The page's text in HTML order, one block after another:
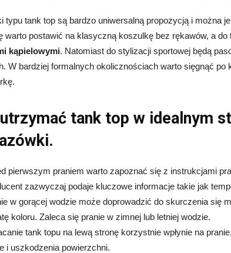
typu tank top są bardzo uniwersalną propozycją i można
warto postawić na klasyczną koszulkę bez rękawów, a do
kąpielowymi. Natomiast do stylizacji sportowej będą
W bardziej formalnych okolicznościach warto sięgnąć po
tank top w idealnym
pierwszym praniem warto zapoznać się z instrukcjami
zazwyczaj podaje kluczowe informacje takie jak
w gorącej wodzie może doprowadzić do skurczenia się
koloru. Zaleca się pranie w zimnej lub letniej wodzie.
tank topu na lewą stronę korzystnie wpłynie na
i uszkodzenia powierzchni.